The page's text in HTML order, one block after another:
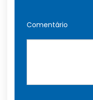
Comentário